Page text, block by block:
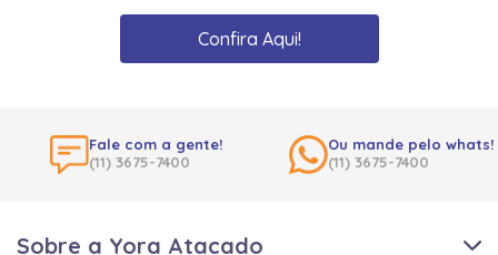
Confira Aqui!
Fale com a gente!
(11) 3675-7400
Ou mande pelo whats!
(11) 3675-7400
Sobre a Yora Atacado